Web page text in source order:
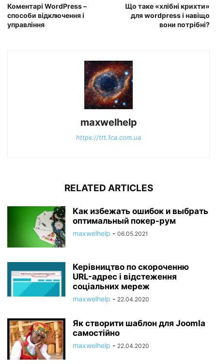
Коментарі WordPress –
способи відключення і
управління
Що таке «хлібні крихти»
для wordpress і навіщо
вони потрібні?
maxwelhelp
https://ttt.1ca.com.ua
RELATED ARTICLES
Как избежать ошибок и выбрать
оптимальный покер-рум
maxwelhelp - 06.05.2021
Керівництво по скороченню
URL-адрес і відстеження
соціальних мереж
maxwelhelp - 22.04.2020
Як створити шаблон для Joomla
самостійно
maxwelhelp - 22.04.2020